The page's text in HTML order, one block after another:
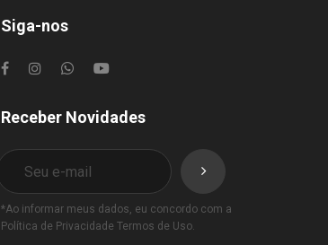
Siga-nos
Receber Novidades
*Ao informar meus dados, eu concordo com a
Política de Privacidade Termos de Uso.